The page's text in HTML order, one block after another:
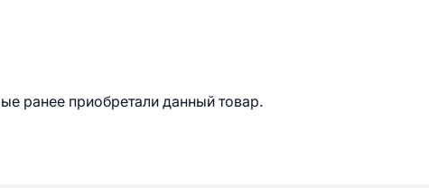
ранее приобретали данный товар.